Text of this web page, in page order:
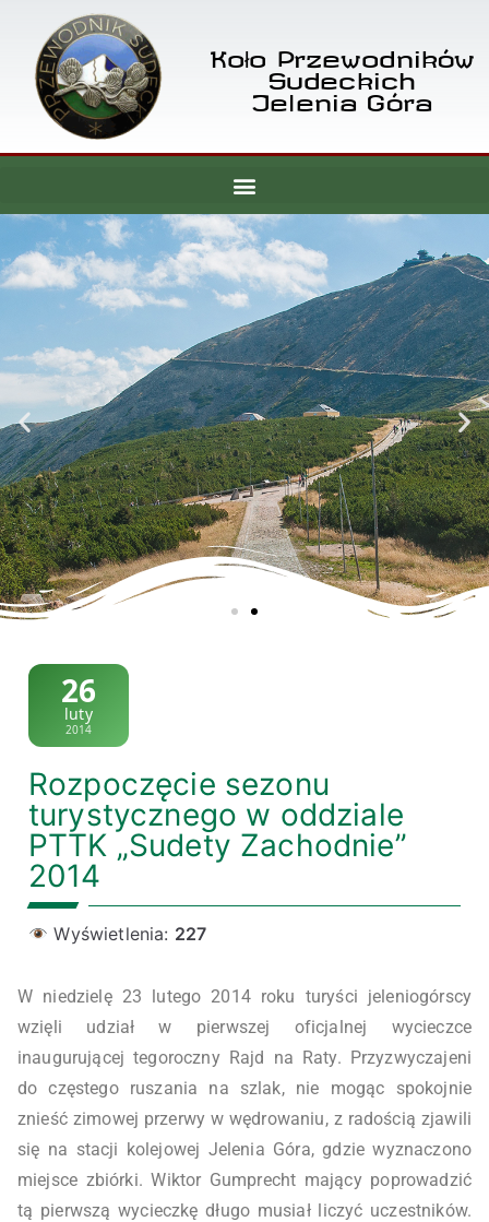
Koło Przewodników
Sudeckich
Jelenia Góra
26
luty
2014
Rozpoczęcie sezonu
turystycznego w oddziale
PTTK „Sudety Zachodnie”
2014
Wyświetlenia: 227
W niedzielę 23 lutego 2014 roku turyści jeleniogórscy
wzięli udział w pierwszej oficjalnej wycieczce
inaugurującej tegoroczny Rajd na Raty. Przyzwyczajeni
do częstego ruszania na szlak, nie mogąc spokojnie
znieść zimowej przerwy w wędrowaniu, z radością zjawili
się na stacji kolejowej Jelenia Góra, gdzie wyznaczono
miejsce zbiórki. Wiktor Gumprecht mający poprowadzić
tą pierwszą wycieczkę długo musiał liczyć uczestników.